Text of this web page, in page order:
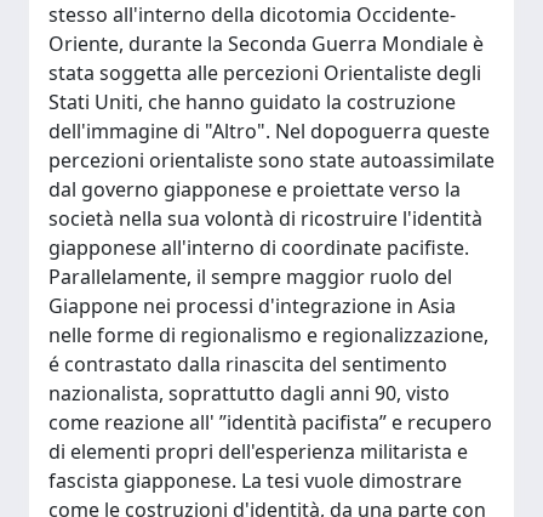
stesso all'interno della dicotomia Occidente-
Oriente, durante la Seconda Guerra Mondiale è
stata soggetta alle percezioni Orientaliste degli
Stati Uniti, che hanno guidato la costruzione
dell'immagine di "Altro". Nel dopoguerra queste
percezioni orientaliste sono state autoassimilate
dal governo giapponese e proiettate verso la
società nella sua volontà di ricostruire l'identità
giapponese all'interno di coordinate pacifiste.
Parallelamente, il sempre maggior ruolo del
Giappone nei processi d'integrazione in Asia
nelle forme di regionalismo e regionalizzazione,
é contrastato dalla rinascita del sentimento
nazionalista, soprattutto dagli anni 90, visto
come reazione all' ”identità pacifista” e recupero
di elementi propri dell'esperienza militarista e
fascista giapponese. La tesi vuole dimostrare
come le costruzioni d'identità, da una parte con